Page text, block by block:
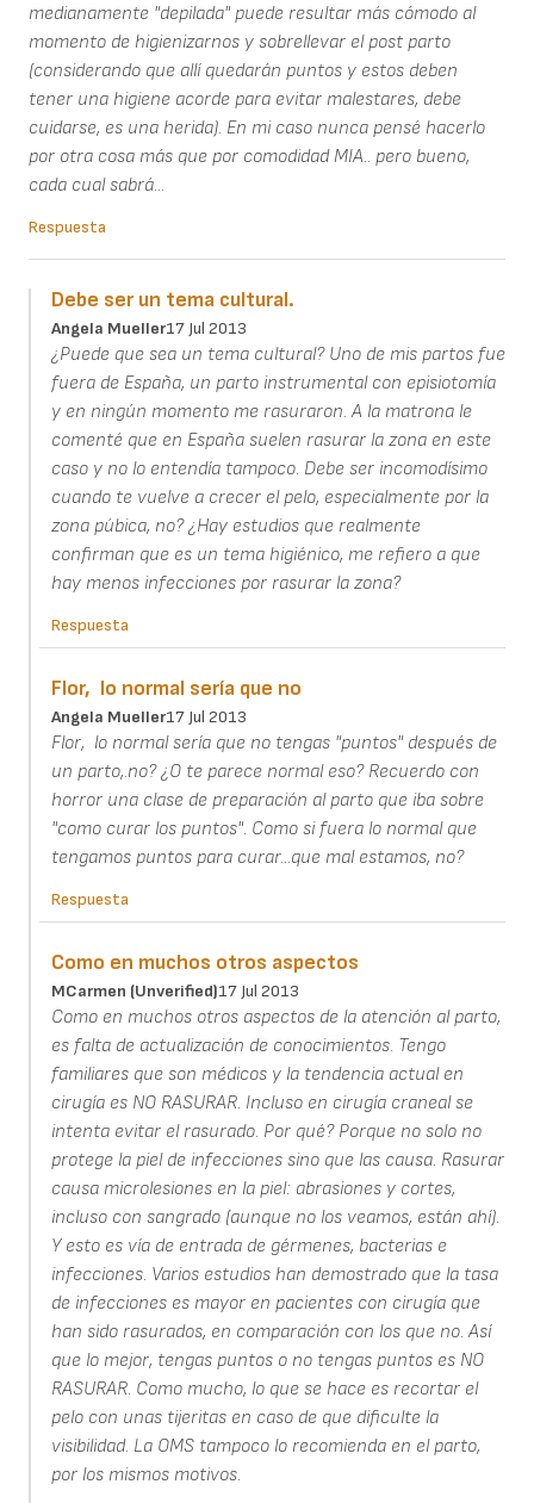
medianamente "depilada" puede resultar más cómodo al
momento de higienizarnos y sobrellevar el post parto
(considerando que allí quedarán puntos y estos deben
tener una higiene acorde para evitar malestares, debe
cuidarse, es una herida). En mi caso nunca pensé hacerlo
por otra cosa más que por comodidad MIA.. pero bueno,
cada cual sabrá...
Respuesta
Debe ser un tema cultural.
Angela Mueller17 Jul 2013
¿Puede que sea un tema cultural? Uno de mis partos fue
fuera de España, un parto instrumental con episiotomía
y en ningún momento me rasuraron. A la matrona le
comenté que en España suelen rasurar la zona en este
caso y no lo entendía tampoco. Debe ser incomodísimo
cuando te vuelve a crecer el pelo, especialmente por la
zona púbica, no? ¿Hay estudios que realmente
confirman que es un tema higiénico, me refiero a que
hay menos infecciones por rasurar la zona?
Respuesta
Flor, lo normal sería que no
Angela Mueller17 Jul 2013
Flor, lo normal sería que no tengas "puntos" después de
un parto,.no? ¿O te parece normal eso? Recuerdo con
horror una clase de preparación al parto que iba sobre
"como curar los puntos". Como si fuera lo normal que
tengamos puntos para curar...que mal estamos, no?
Respuesta
Como en muchos otros aspectos
MCarmen (unverified)17 Jul 2013
Como en muchos otros aspectos de la atención al parto,
es falta de actualización de conocimientos. Tengo
familiares que son médicos y la tendencia actual en
cirugía es NO RASURAR. Incluso en cirugía craneal se
intenta evitar el rasurado. Por qué? Porque no solo no
protege la piel de infecciones sino que las causa. Rasurar
causa microlesiones en la piel: abrasiones y cortes,
incluso con sangrado (aunque no los veamos, están ahí).
Y esto es vía de entrada de gérmenes, bacterias e
infecciones. Varios estudios han demostrado que la tasa
de infecciones es mayor en pacientes con cirugía que
han sido rasurados, en comparación con los que no. Así
que lo mejor, tengas puntos o no tengas puntos es NO
RASURAR. Como mucho, lo que se hace es recortar el
pelo con unas tijeritas en caso de que dificulte la
visibilidad. La OMS tampoco lo recomienda en el parto,
por los mismos motivos.